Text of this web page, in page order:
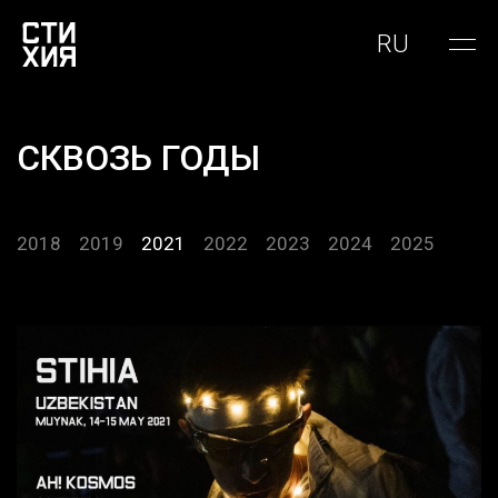
RU
СКВОЗЬ ГОДЫ
2018 2019 2021 2022 2023 2024 2025